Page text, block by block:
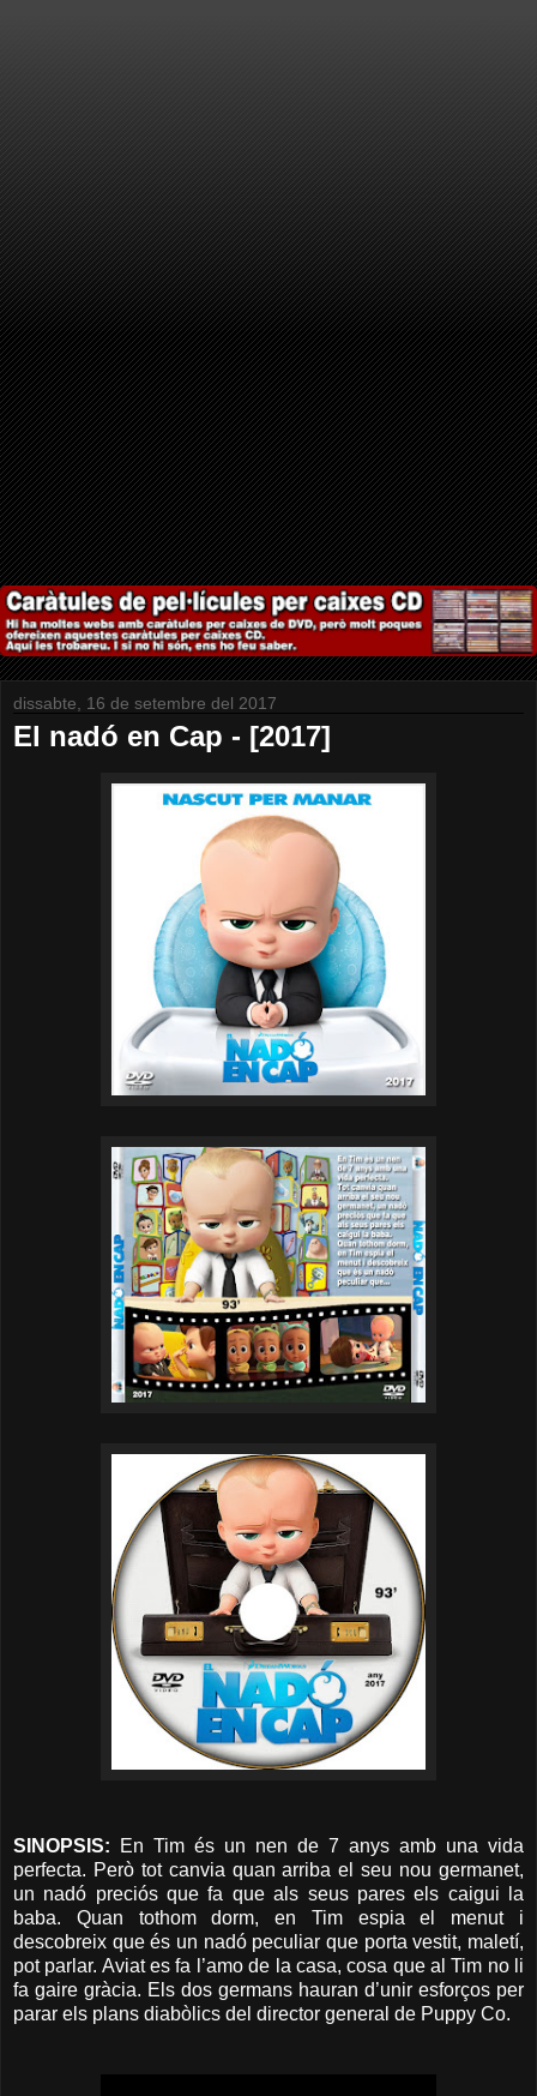
dissabte, 16 de setembre del 2017
El nadó en Cap - [2017]
SINOPSIS: En Tim és un nen de 7 anys amb una vida
perfecta. Però tot canvia quan arriba el seu nou germanet,
un nadó preciós que fa que als seus pares els caigui la
baba. Quan tothom dorm, en Tim espia el menut i
descobreix que és un nadó peculiar que porta vestit, maletí,
pot parlar. Aviat es fa l’amo de la casa, cosa que al Tim no li
fa gaire gràcia. Els dos germans hauran d’unir esforços per
parar els plans diabòlics del director general de Puppy Co.